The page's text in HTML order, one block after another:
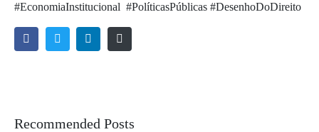
#EconomiaInstitucional #PolíticasPúblicas #DesenhoDoDireito
Recommended Posts